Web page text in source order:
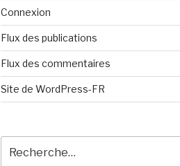
Connexion
Flux des publications
Flux des commentaires
Site de WordPress-FR
pour